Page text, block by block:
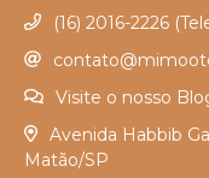
(16) 2016-2226
Visite o nosso
Avenida Habbib
Matão/SP